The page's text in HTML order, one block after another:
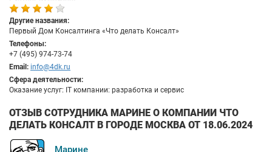
Другие названия:
Первый Дом Консалтинга «Что делать Консалт»
Телефоны:
+7 (495) 974-73-74
Email: info@4dk.ru
Сфера деятельности:
Оказание услуг: IT компании: разработка и сервис
ОТЗЫВ СОТРУДНИКА МАРИНЕ О КОМПАНИИ ЧТО
ДЕЛАТЬ КОНСАЛТ В ГОРОДЕ МОСКВА ОТ 18.06.2024
Марине